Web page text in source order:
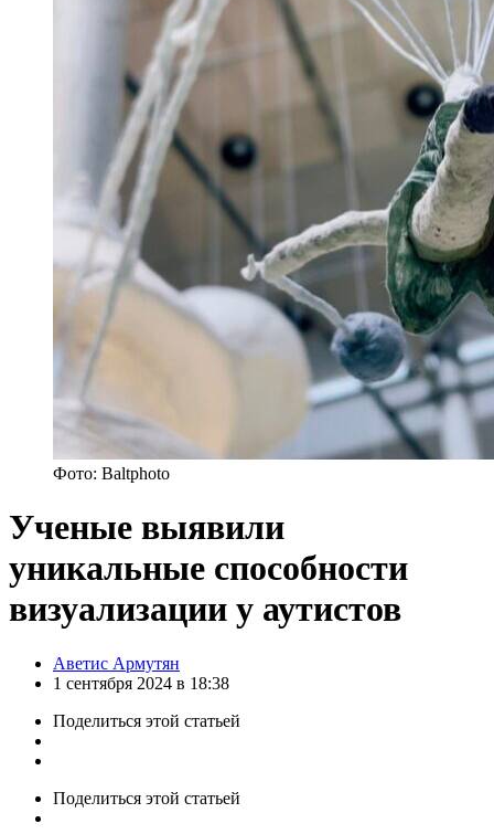
Фото: Baltphoto
Ученые выявили
уникальные способности
визуализации у аутистов
Posted
by
Аветис Армутян
1 сентября 2024 в 18:38
Поделиться этой статьей
Поделиться этой статьей